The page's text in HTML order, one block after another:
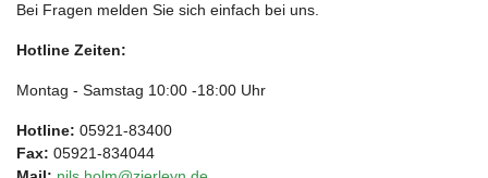
Bei Fragen melden Sie sich einfach bei uns.
Hotline Zeiten:
Montag - Samstag 10:00 -18:00 Uhr
Hotline: 05921-83400
Fax: 05921-834044